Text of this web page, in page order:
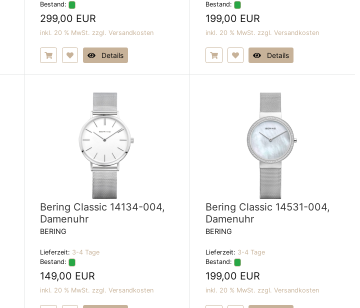
Bestand:
299,00 EUR
inkl. 20 % MwSt. zzgl. Versandkosten
Details
Bestand:
199,00 EUR
inkl. 20 % MwSt. zzgl. Versandkosten
Details
Bering Classic 14134-004,
Damenuhr
BERING
Lieferzeit: 3-4 Tage
Bestand:
149,00 EUR
inkl. 20 % MwSt. zzgl. Versandkosten
Bering Classic 14531-004,
Damenuhr
BERING
Lieferzeit: 3-4 Tage
Bestand:
199,00 EUR
inkl. 20 % MwSt. zzgl. Versandkosten